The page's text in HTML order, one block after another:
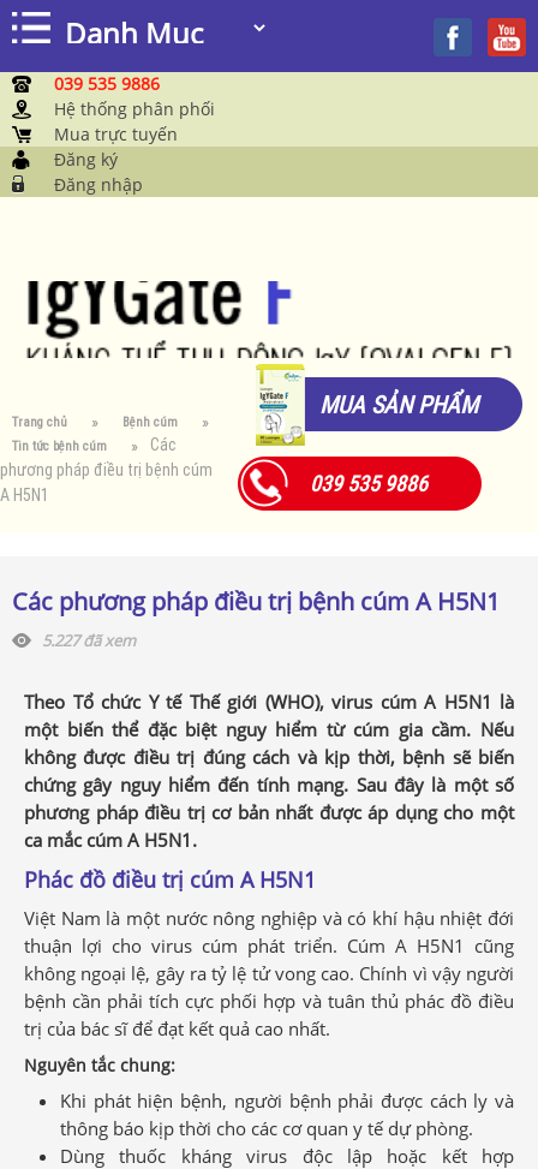
039 535 9886
Hệ thống phân phối
Mua trực tuyến
Đăng ký
Đăng nhập
MUA SẢN PHẨM
039 535 9886
Trang chủ
Bệnh cúm
Tin tức bệnh cúm
Các
phương pháp điều trị bệnh cúm
A H5N1
Các phương pháp điều trị bệnh cúm A H5N1
5.227 đã xem
Theo Tổ chức Y tế Thế giới (WHO), virus cúm A H5N1 là
một biến thể đặc biệt nguy hiểm từ cúm gia cầm. Nếu
không được điều trị đúng cách và kịp thời, bệnh sẽ biến
chứng gây nguy hiểm đến tính mạng. Sau đây là một số
phương pháp điều trị cơ bản nhất được áp dụng cho một
ca mắc cúm A H5N1.
Phác đồ điều trị cúm A H5N1
Việt Nam là một nước nông nghiệp và có khí hậu nhiệt đới
thuận lợi cho virus cúm phát triển. Cúm A H5N1 cũng
không ngoại lệ, gây ra tỷ lệ tử vong cao. Chính vì vậy người
bệnh cần phải tích cực phối hợp và tuân thủ phác đồ điều
trị của bác sĩ để đạt kết quả cao nhất.
Nguyên tắc chung:
Khi phát hiện bệnh, người bệnh phải được cách ly và
thông báo kịp thời cho các cơ quan y tế dự phòng.
Dùng thuốc kháng virus độc lập hoặc kết hợp